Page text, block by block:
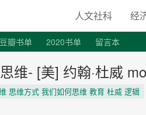
寻书令|走
人文社科 经
豆瓣书单 2020书单 留言本
维- [美] 约翰·杜威
思维方式 我们如何思维 教育 杜威 逻辑